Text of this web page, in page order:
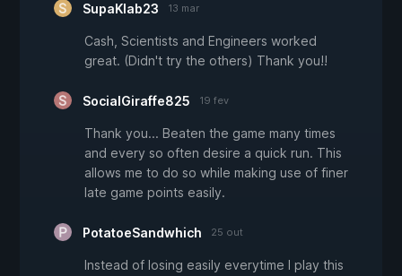
SupaKlab23 13 mar
Cash, Scientists and Engineers worked
great. (Didn't try the others) Thank you!!
SocialGiraffe825 19 fev
Thank you... Beaten the game many times
and every so often desire a quick run. This
allows me to do so while making use of finer
late game points easily.
PotatoeSandwhich 25 out
Instead of losing easily everytime I play this